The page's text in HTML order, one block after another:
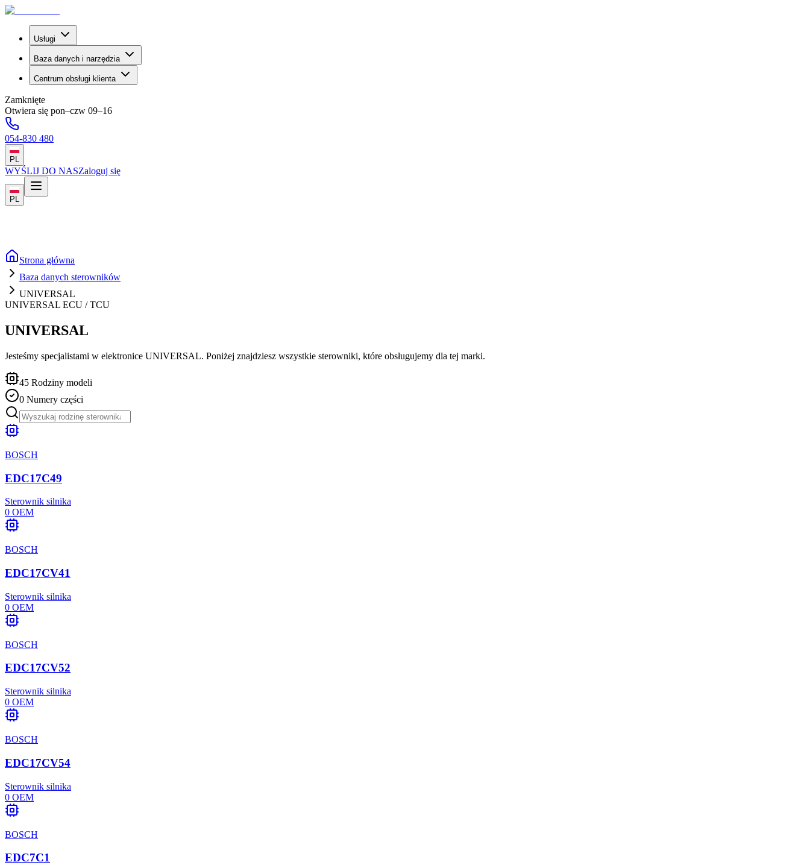
Usługi
Baza danych i narzędzia
Centrum obsługi klienta
Zamknięte
Otwiera się pon–czw 09–16
054-830 480
PL
WYŚLIJ DO NASZaloguj się
PL
Strona główna
Baza danych sterowników
UNIVERSAL
UNIVERSAL ECU / TCU
UNIVERSAL
Jesteśmy specjalistami w elektronice UNIVERSAL. Poniżej znajdziesz wszystkie sterowniki, które obsługujemy dla tej marki.
45 Rodziny modeli
0 Numery części
BOSCH
EDC17C49
Sterownik silnika
0 OEM
BOSCH
EDC17CV41
Sterownik silnika
0 OEM
BOSCH
EDC17CV52
Sterownik silnika
0 OEM
BOSCH
EDC17CV54
Sterownik silnika
0 OEM
BOSCH
EDC7C1